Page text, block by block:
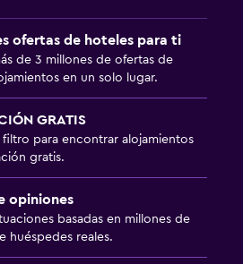
ofertas de hoteles para ti
de 3 millones de ofertas de
en un solo lugar.
GRATIS
filtro para encontrar alojamientos
gratis.
opiniones
basadas en millones de
huéspedes reales.